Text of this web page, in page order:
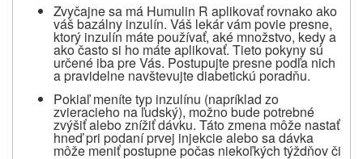
Zvyčajne sa má Humulin R aplikovať rovnako ako
váš bazálny inzulín. Váš lekár vám povie presne,
ktorý inzulín máte používať, aké množstvo, kedy a
ako často si ho máte aplikovať. Tieto pokyny sú
určené iba pre Vás. Postupujte presne podľa nich
a pravidelne navštevujte diabetickú poradňu.
Pokiaľ meníte typ inzulínu (napríklad zo
zvieracieho na ľudský), možno bude potrebné
zvýšiť alebo znížiť dávku. Táto zmena môže nastať
hneď pri podaní prvej injekcie alebo sa dávka
môže meniť postupne počas niekoľkých týždňov či